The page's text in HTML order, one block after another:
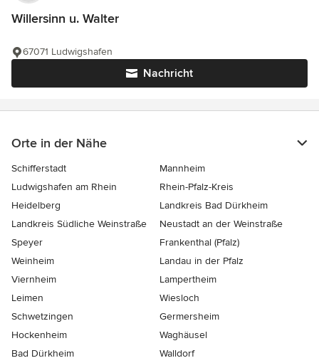
Willersinn u. Walter
Nachricht
67071 Ludwigshafen
Orte in der Nähe
Schifferstadt
Mannheim
Ludwigshafen am Rhein
Rhein-Pfalz-Kreis
Heidelberg
Landkreis Bad Dürkheim
Landkreis Südliche Weinstraße
Neustadt an der Weinstraße
Speyer
Frankenthal (Pfalz)
Weinheim
Landau in der Pfalz
Viernheim
Lampertheim
Leimen
Wiesloch
Schwetzingen
Germersheim
Hockenheim
Waghäusel
Bad Dürkheim
Walldorf